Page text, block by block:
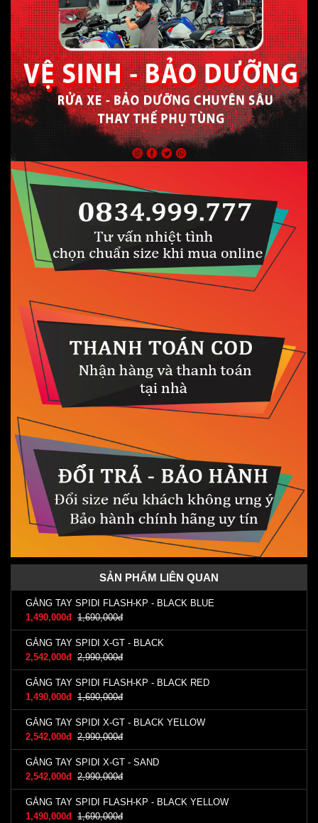
SẢN PHẨM LIÊN QUAN
GĂNG TAY SPIDI FLASH-KP - BLACK BLUE
1,490,000đ 1,690,000đ
GĂNG TAY SPIDI X-GT - BLACK
2,542,000đ 2,990,000đ
GĂNG TAY SPIDI FLASH-KP - BLACK RED
1,490,000đ 1,690,000đ
GĂNG TAY SPIDI X-GT - BLACK YELLOW
2,542,000đ 2,990,000đ
GĂNG TAY SPIDI X-GT - SAND
2,542,000đ 2,990,000đ
GĂNG TAY SPIDI FLASH-KP - BLACK YELLOW
1,490,000đ 1,690,000đ